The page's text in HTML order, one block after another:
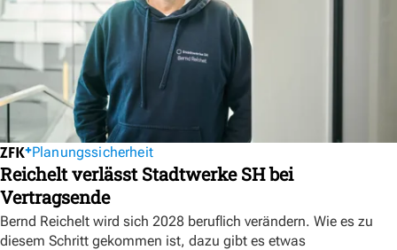
Planungssicherheit
Reichelt verlässt Stadtwerke SH bei
Vertragsende
Bernd Reichelt wird sich 2028 beruflich verändern. Wie es zu
diesem Schritt gekommen ist, dazu gibt es etwas